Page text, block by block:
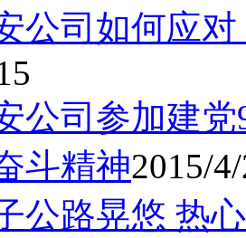
公司如何应
公司参加建
斗精神2015/
公路晃悠 热